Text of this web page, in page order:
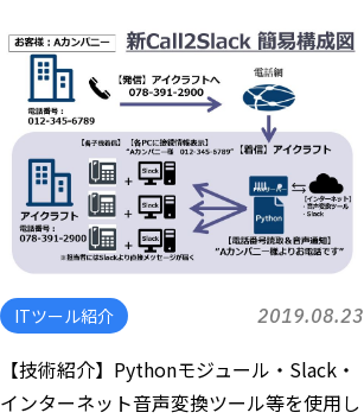
ITツール紹介 2019.08.23
【技術紹介】Pythonモジュール・Slack・
インターネット音声変換ツール等を使用し